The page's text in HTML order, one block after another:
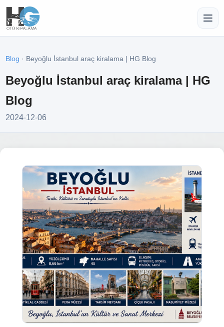
Blog · Beyoğlu İstanbul araç kiralama | HG Blog
Beyoğlu İstanbul araç kiralama | HG
Blog
2024-12-06